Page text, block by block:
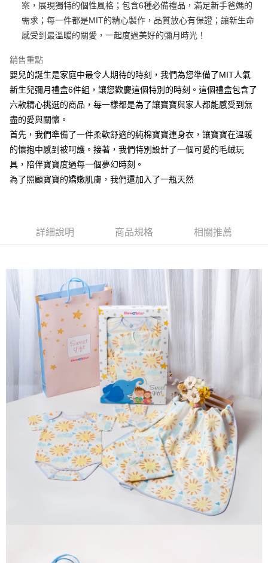
運送方式
每筆NT$65，滿NT$1,200(含以上)免運費
付款後全家取貨
7-11取貨付款
每筆NT$65，滿NT$1,200(含以上)免運費
付款後7-11取貨
每筆NT$65，滿NT$1,200(含以上)免運費
宅配離島（澎湖金門馬祖小琉球）
案，展現獨特的個性風格；包含6種必備禮品，滿足新手爸媽的
需求；每一件都是MIT的精心製作，品質放心有保證；讓新生命
感受到最溫暖的關愛，一起度過美好的彌月時光！
銷售重點
嬰兒的誕生是家庭中最令人期待的時刻，我們為您準備了MIT人氣
新生兒彌月禮盒6件組，讓您歡慶這個特別的時刻。這個禮盒包含了
六款精心挑選的商品，每一樣都是為了讓寶寶與家人都能感受到無
盡的愛與關懷。
首先，我們準備了一件柔軟舒適的純棉寶寶連身衣，讓寶寶在溫暖
的懷抱中感到被呵護。接著，我們特別設計了一個可愛的毛絨玩
具，陪伴寶寶度過每一個夢幻時刻。
為了照顧寶寶的嬌嫩肌膚，我們還加入了一瓶天然
詳細說明 商品規格 相關推薦